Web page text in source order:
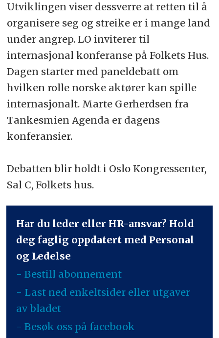
Utviklingen viser dessverre at retten til å
organisere seg og streike er i mange land
under angrep. LO inviterer til
internasjonal konferanse på Folkets Hus.
Dagen starter med paneldebatt om
hvilken rolle norske aktører kan spille
internasjonalt. Marte Gerherdsen fra
Tankesmien Agenda er dagens
konferansier.
Debatten blir holdt i Oslo Kongressenter,
Sal C, Folkets hus.
Har du leder eller HR-ansvar? Hold
deg faglig oppdatert med Personal
og Ledelse
- Bestill abonnement
- Last ned enkeltsider eller utgaver
av bladet
- Besøk oss på facebook